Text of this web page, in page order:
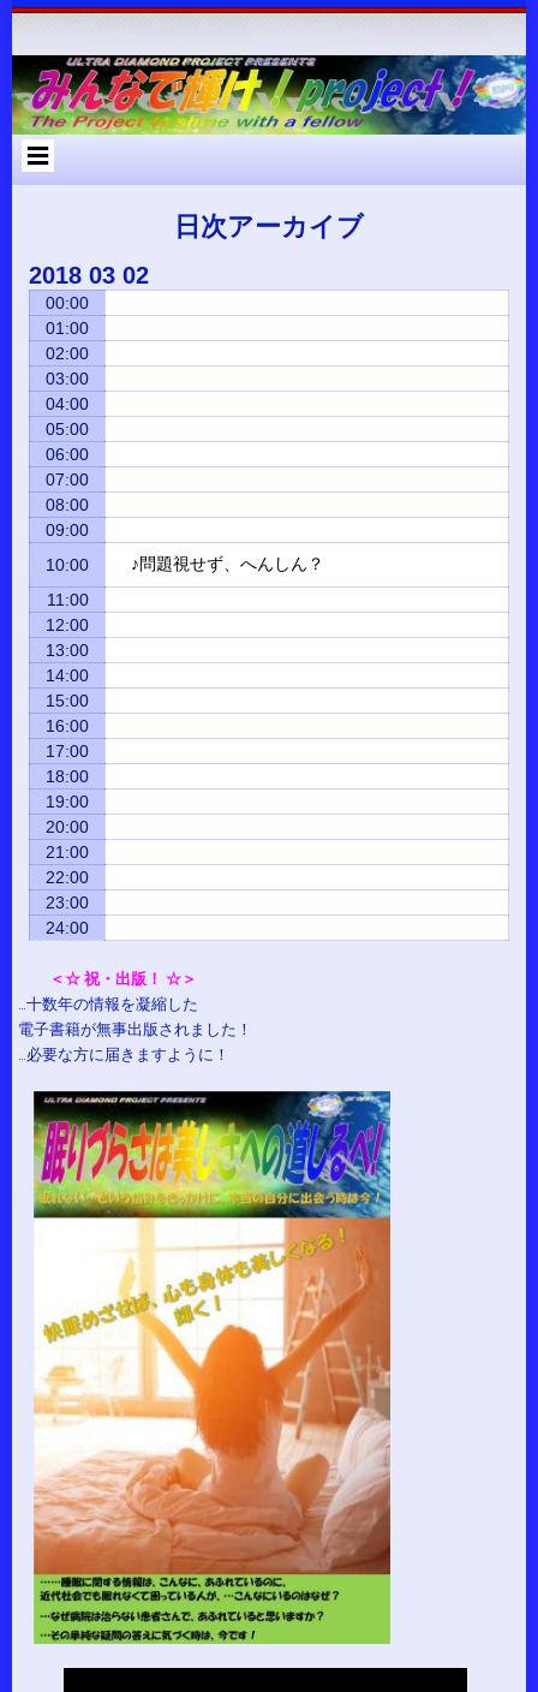
コ
ン
ツ
へ
ス
Skip
POSTS-
2
Skip
COMMENTS-
2
Skip
2
Skip
2
Skip
2
Skip
2
Skip
2
Skip
2
Skip
3
Skip
2
Skip
2
Skip
3
Skip
3
日次アーカイブ
2018 03 02
00:00
01:00
02:00
03:00
04:00
05:00
06:00
07:00
08:00
09:00
10:00
♪問題視せず、へんしん？
11:00
12:00
13:00
14:00
15:00
16:00
17:00
18:00
19:00
20:00
21:00
22:00
23:00
24:00
＜☆ 祝・出版！ ☆＞
…十数年の情報を凝縮した
電子書籍が無事出版されました！
…必要な方に届きますように！